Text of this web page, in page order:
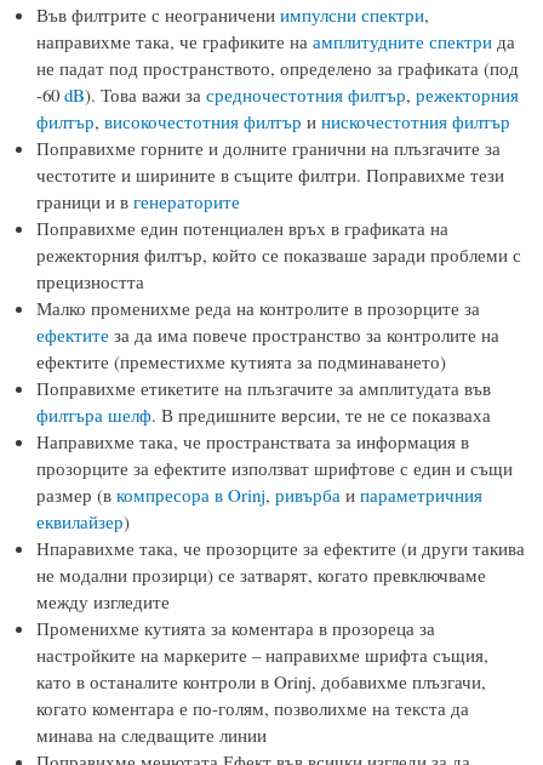
Във филтрите с неограничени импулсни спектри,
направихме така, че графиките на амплитудните спектри да
не падат под пространството, определено за графиката (под
-60 dB). Това важи за средночестотния филтър, режекторния
филтър, високочестотния филтър и нискочестотния филтър
Поправихме горните и долните гранични на плъзгачите за
честотите и ширините в същите филтри. Поправихме тези
граници и в генераторите
Поправихме един потенциален връх в графиката на
режекторния филтър, който се показваше заради проблеми с
прецизността
Малко променихме реда на контролите в прозорците за
ефектите за да има повече пространство за контролите на
ефектите (преместихме кутията за подминаването)
Поправихме етикетите на плъзгачите за амплитудата във
филтъра шелф. В предишните версии, те не се показваха
Направихме така, че пространствата за информация в
прозорците за ефектите използват шрифтове с един и същи
размер (в компресора в Orinj, ривърба и параметричния
еквилайзер)
Нпаравихме така, че прозорците за ефектите (и други такива
не модални прозирци) се затварят, когато превключваме
между изгледите
Променихме кутията за коментара в прозореца за
настройките на маркерите – направихме шрифта същия,
като в останалите контроли в Orinj, добавихме плъзгачи,
когато коментара е по-голям, позволихме на текста да
минава на следващите линии